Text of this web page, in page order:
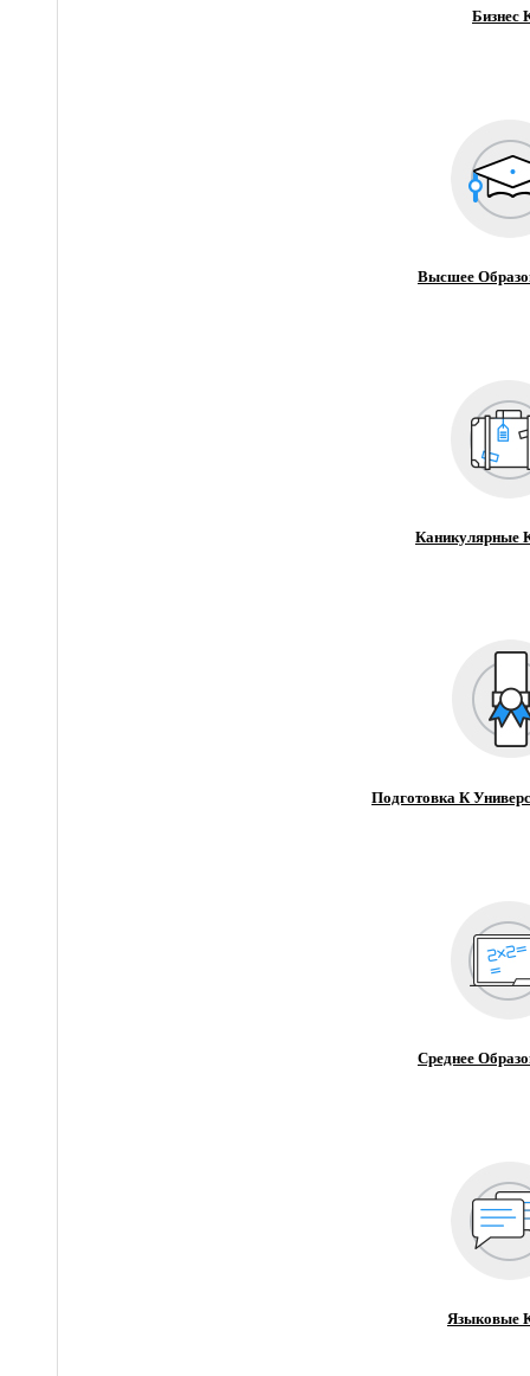
Бизнес
Высшее
Каникулярные
Подготовка К
Среднее
Языковые